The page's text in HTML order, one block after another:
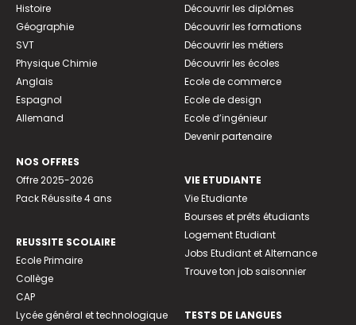
Histoire
Géographie
SVT
Physique Chimie
Anglais
Espagnol
Allemand
NOS OFFRES
Offre 2025-2026
Pack Réussite 4 ans
REUSSITE SCOLAIRE
Ecole Primaire
Collège
CAP
Lycée général et technologique
Découvrir les diplômes
Découvrir les formations
Découvrir les métiers
Découvrir les écoles
Ecole de commerce
Ecole de design
Ecole d’ingénieur
Devenir partenaire
VIE ETUDIANTE
Vie Etudiante
Bourses et prêts étudiants
Logement Etudiant
Jobs Etudiant et Alternance
Trouve ton job saisonnier
TESTS DE LANGUES